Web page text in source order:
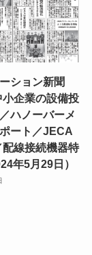
ション新聞
企業の設備投
ハノーバーメ
ート／JECA
線接続機器特
年5月29日）